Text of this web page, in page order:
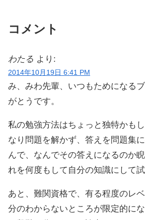
コメント
わたる より:
2014年10月19日 6:41 PM
み、みわ先輩、いつもためになる
がとうです。
私の勉強方法はちょっと独特かも
なり問題を解かず、答えを問題集
んで、なんでその答えになるのか
れを何度もして自分の知識にして試
あと、難関資格で、有る程度のレ
分のわからないところが限定的に